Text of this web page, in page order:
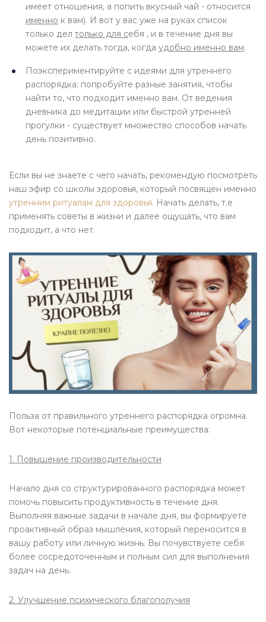
имеет отношения, а попить вкусный чай - относится
именно к вам). И вот у вас уже на руках список
только дел только для себя , и в течение дня вы
можете их делать тогда, когда удобно именно вам.
Поэкспериментируйте с идеями для утреннего
распорядка: попробуйте разные занятия, чтобы
найти то, что подходит именно вам. От ведения
дневника до медитации или быстрой утренней
прогулки - существует множество способов начать
день позитивно.
Если вы не знаете с чего начать, рекомендую посмотреть
наш эфир со школы здоровья, который посвящен именно
утренним ритуалам для здоровья. Начать делать, т.е
применять советы в жизни и далее ощущать, что вам
подходит, а что нет.
Польза от правильного утреннего распорядка огромна.
Вот некоторые потенциальные преимущества:
1. Повышение производительности
Начало дня со структурированного распорядка может
помочь повысить продуктивность в течение дня.
Выполняя важные задачи в начале дня, вы формируете
проактивный образ мышления, который переносится в
вашу работу или личную жизнь. Вы почувствуете себя
более сосредоточенным и полным сил для выполнения
задач на день.
2. Улучшение психического благополучия